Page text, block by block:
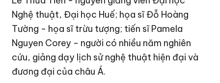
Nghệ thuật, Đại học Huế; họa sĩ Đỗ Hoàng
Tường - họa sĩ trừu tượng; tiến sĩ Pamela
Nguyen Corey - người có nhiều năm nghiên
cứu, giảng dạy lịch sử nghệ thuật hiện đại và
đương đại của châu Á.